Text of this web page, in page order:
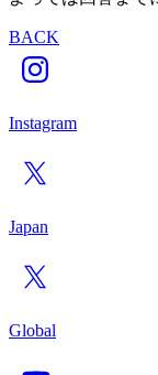
BACK
Instagram
Japan
Global